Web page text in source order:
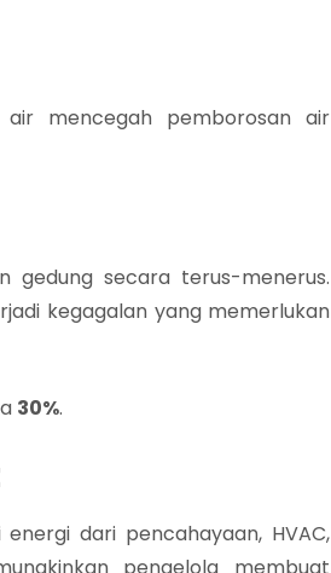
mencegah pemborosan air
gedung secara terus-menerus.
kegagalan yang memerlukan
30%.
dari pencahayaan, HVAC,